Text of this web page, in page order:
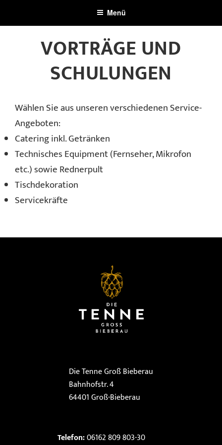
Inhalt
Menü
VORTRÄGE UND
SCHULUNGEN
Wählen Sie aus unseren verschiedenen Service-
Angeboten:
Catering inkl. Getränken
Technisches Equipment (Fernseher, Mikrofon
etc.) sowie Rednerpult
Tischdekoration
Servicekräfte
Die Tenne Groß Bieberau
Bahnhofstr. 4
64401 Groß-Bieberau
Telefon:06162 809 803-30